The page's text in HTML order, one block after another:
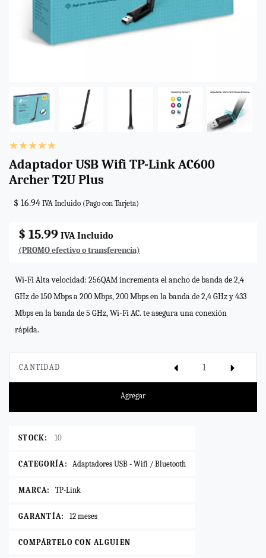
Adaptador USB Wifi TP-Link AC600
Archer T2U Plus
$ 16.94 IVA Incluido (Pago con Tarjeta)
$ 15.99 IVA Incluido
(PROMO efectivo o transferencia)
Wi-Fi Alta velocidad: 256QAM incrementa el ancho de banda de 2,4
GHz de 150 Mbps a 200 Mbps, 200 Mbps en la banda de 2,4 GHz y 433
Mbps en la banda de 5 GHz, Wi-Fi AC. te asegura una conexión
rápida.
CANTIDAD
Agregar
STOCK: 10
CATEGORÍA: Adaptadores USB - Wifi / Bluetooth
MARCA: TP-Link
GARANTÍA: 12 meses
COMPÁRTELO CON ALGUIEN